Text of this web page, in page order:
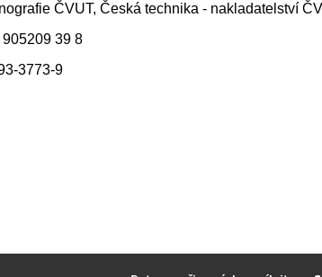
ČVUT, Česká technika - nakladatelství
39 8
3773-9